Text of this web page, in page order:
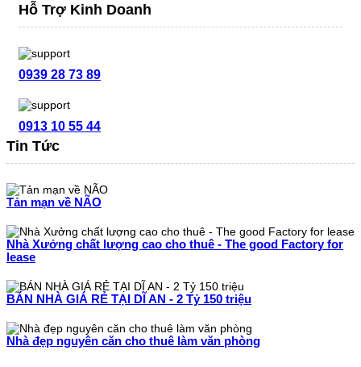
Hỗ Trợ Kinh Doanh
0939 28 73 89
0913 10 55 44
Tin Tức
Tản mạn về NÃO
Nhà Xưởng chất lượng cao cho thuê - The good Factory for
lease
BÁN NHÀ GIÁ RẺ TẠI DĨ AN - 2 Tỷ 150 triệu
Nhà đẹp nguyên căn cho thuê làm văn phòng